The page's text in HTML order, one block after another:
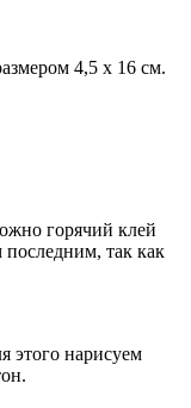
4,5 х 16 см.
горячий клей
так как
этого нарисуем